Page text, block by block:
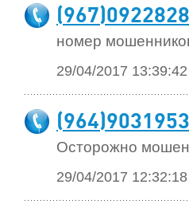
(967)0922828
номер
29/04/2017 13:39:42
(964)9031953
Осторожно
29/04/2017 12:32:18